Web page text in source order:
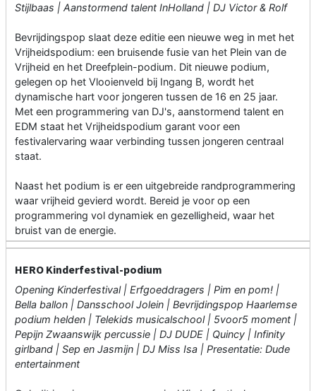
Stijlbaas | Aanstormend talent InHolland | DJ Victor & Rolf
Bevrijdingspop slaat deze editie een nieuwe weg in met het
Vrijheidspodium: een bruisende fusie van het Plein van de
Vrijheid en het Dreefplein-podium. Dit nieuwe podium,
gelegen op het Vlooienveld bij Ingang B, wordt het
dynamische hart voor jongeren tussen de 16 en 25 jaar.
Met een programmering van DJ's, aanstormend talent en
EDM staat het Vrijheidspodium garant voor een
festivalervaring waar verbinding tussen jongeren centraal
staat.
Naast het podium is er een uitgebreide randprogrammering
waar vrijheid gevierd wordt. Bereid je voor op een
programmering vol dynamiek en gezelligheid, waar het
bruist van de energie.
HERO Kinderfestival-podium
Opening Kinderfestival | Erfgoeddragers | Pim en pom! |
Bella ballon | Dansschool Jolein | Bevrijdingspop Haarlemse
podium helden | Telekids musicalschool | 5voor5 moment |
Pepijn Zwaanswijk percussie | DJ DUDE | Quincy | Infinity
girlband | Sep en Jasmijn | DJ Miss Isa | Presentatie: Dude
entertainment